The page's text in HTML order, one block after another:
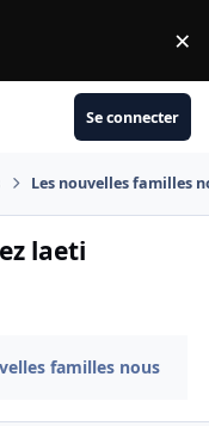
×
Se connecter
Les nouvelles familles
laeti
familles nous